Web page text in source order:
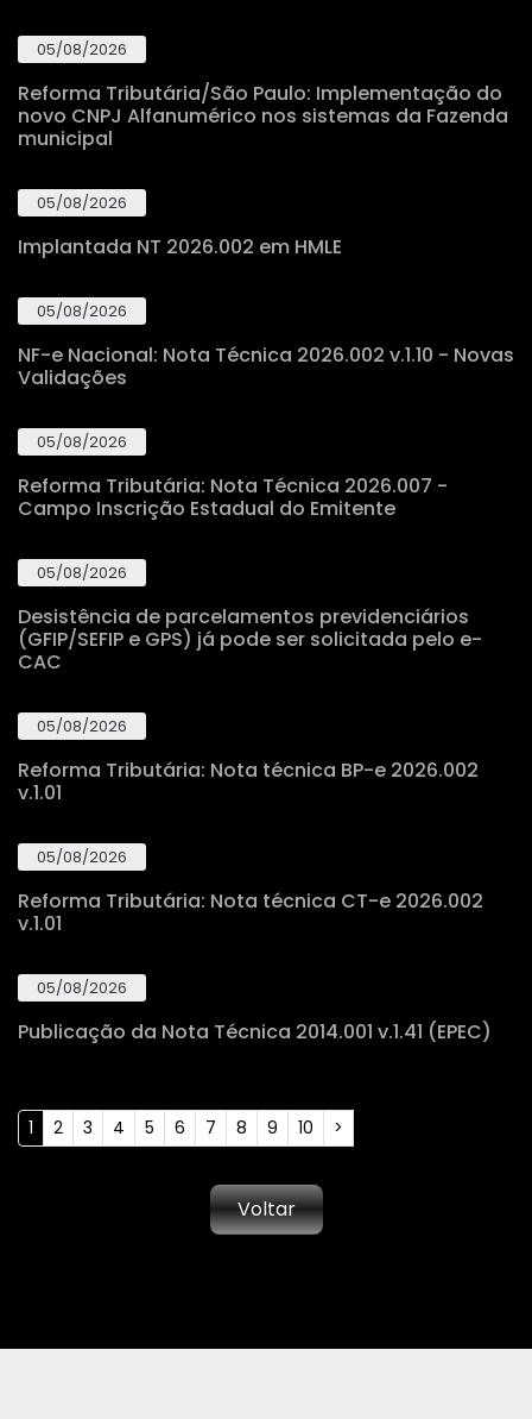
05/08/2026
Reforma Tributária/São Paulo: Implementação do
novo CNPJ Alfanumérico nos sistemas da Fazenda
municipal
05/08/2026
Implantada NT 2026.002 em HMLE
05/08/2026
NF-e Nacional: Nota Técnica 2026.002 v.1.10 - Novas
Validações
05/08/2026
Reforma Tributária: Nota Técnica 2026.007 -
Campo Inscrição Estadual do Emitente
05/08/2026
Desistência de parcelamentos previdenciários
(GFIP/SEFIP e GPS) já pode ser solicitada pelo e-
CAC
05/08/2026
Reforma Tributária: Nota técnica BP-e 2026.002
v.1.01
05/08/2026
Reforma Tributária: Nota técnica CT-e 2026.002
v.1.01
05/08/2026
Publicação da Nota Técnica 2014.001 v.1.41 (EPEC)
1 2 3 4 5 6 7 8 9 10 >
Voltar